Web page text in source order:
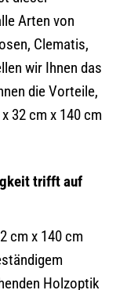
Arten von
Clematis,
wir Ihnen das
die Vorteile,
32 cm x 140 cm
trifft auf
cm x 140 cm
Holzoptik